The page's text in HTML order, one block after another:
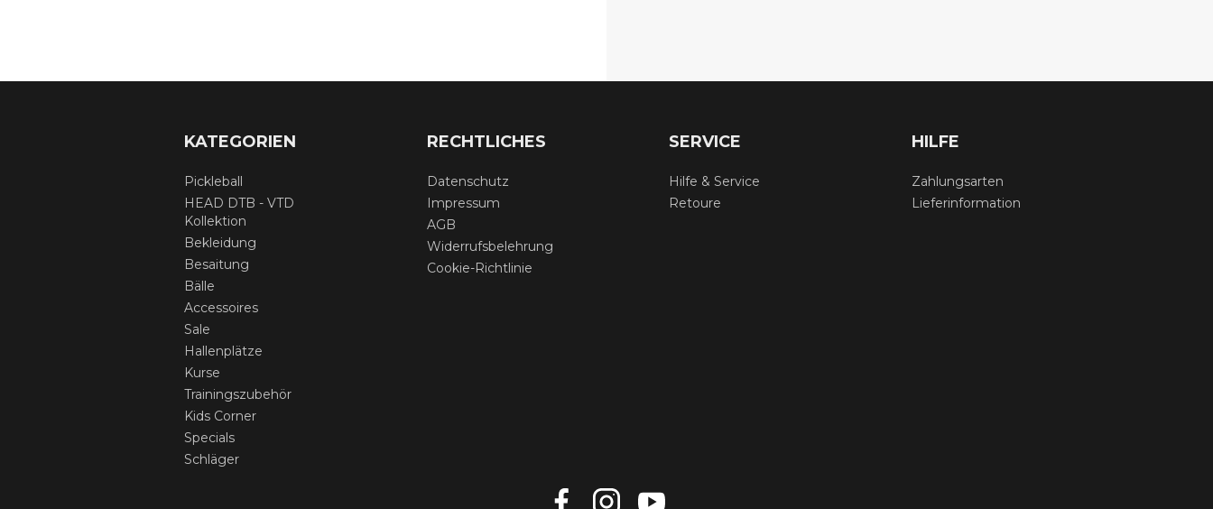
KATEGORIEN
Pickleball
HEAD DTB - VTD
Kollektion
Bekleidung
Besaitung
Bälle
Accessoires
Sale
Hallenplätze
Kurse
Trainingszubehör
Kids Corner
Specials
Schläger
RECHTLICHES
Datenschutz
Impressum
AGB
Widerrufsbelehrung
Cookie-Richtlinie
SERVICE
Hilfe & Service
Retoure
HILFE
Zahlungsarten
Lieferinformation